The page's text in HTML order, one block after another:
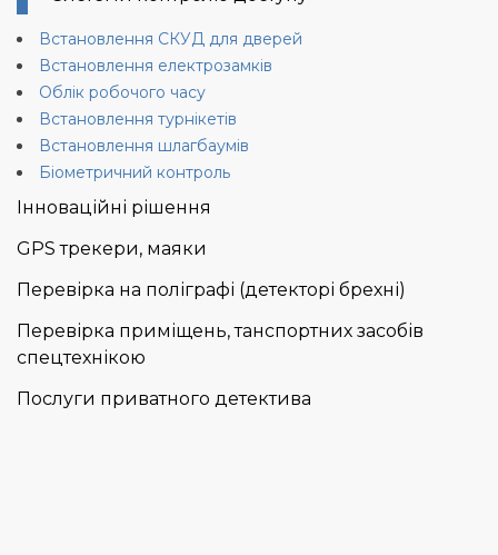
Встановлення СКУД для дверей
Встановлення електрозамків
Облік робочого часу
Встановлення турнікетів
Встановлення шлагбаумів
Біометричний контроль
Інноваційні рішення
GPS трекери, маяки
Перевірка на поліграфі (детекторі брехні)
Перевірка приміщень, танспортних засобів
спецтехнікою
Послуги приватного детектива